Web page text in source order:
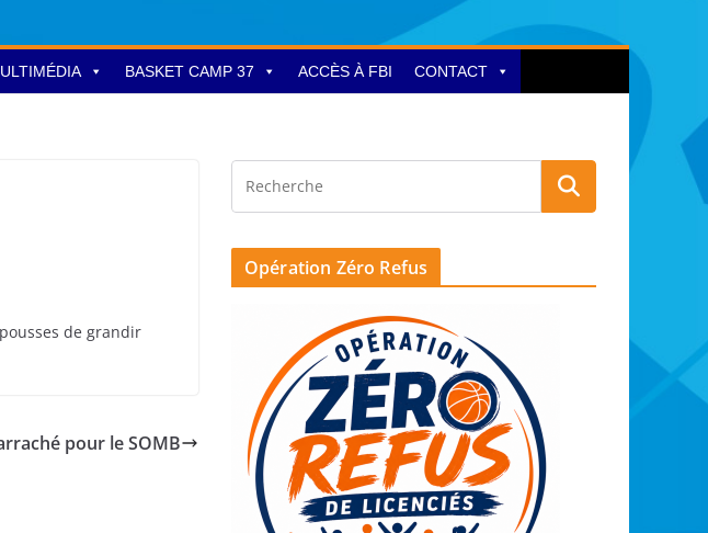
BASKET CAMP 37 ACCÈS À FBI CONTACT
de grandir
pour le SOMB
Opération Zéro Refus